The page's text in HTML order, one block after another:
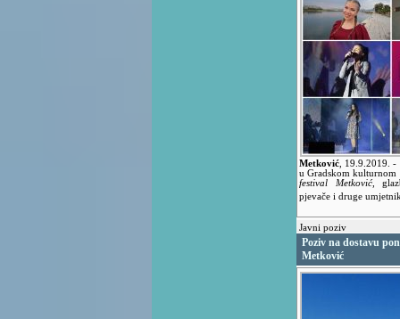
Metković 19.9.2019.-
u Gradskom
festival Metković,
pjevače i druge
Javni poziv
Poziv na dostavu
Metković